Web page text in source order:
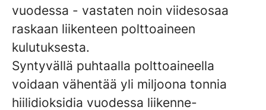
vuodessa - vastaten noin viidesosaa
raskaan liikenteen polttoaineen
kulutuksesta.
Syntyvällä puhtaalla polttoaineella
voidaan vähentää yli miljoona tonnia
hiilidioksidia vuodessa liikenne-